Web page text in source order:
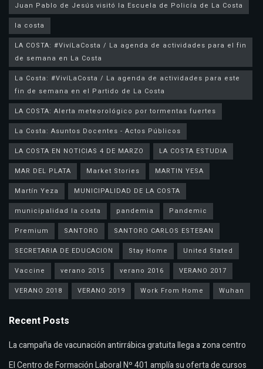
la costa
LA COSTA: #VivíLaCosta / La agenda de actividades para el fin
de semana en La Costa
La Costa: #VivíLaCosta / La agenda de actividades para este
fin de semana en el Partido de La Costa
LA COSTA: Alerta meteorológico por tormentas fuertes
La Costa: Asuntos Docentes - Actos Públicos
LA COSTA EN NOTICIAS 4 DE MARZO
LA COSTA ESTUDIA
MAR DEL PLATA
Market Stories
MARTIN YESA
Martín Yeza
MUNICIPALIDAD DE LA COSTA
municipalidad la costa
pandemia
Pandemic
Premium
SANTORO
SANTORO CARLOS ESTEBAN
SECRETARIA DE EDUCACION
Stay Home
United Stated
Vaccine
verano 2015 verano 2016
VERANO 2017
VERANO 2018
VERANO 2019 Work From Home Wuhan
Recent Posts
La campaña de vacunación antirrábica gratuita llega a zona centro
El Centro de Formación Laboral Nº 401 amplía su oferta de cursos